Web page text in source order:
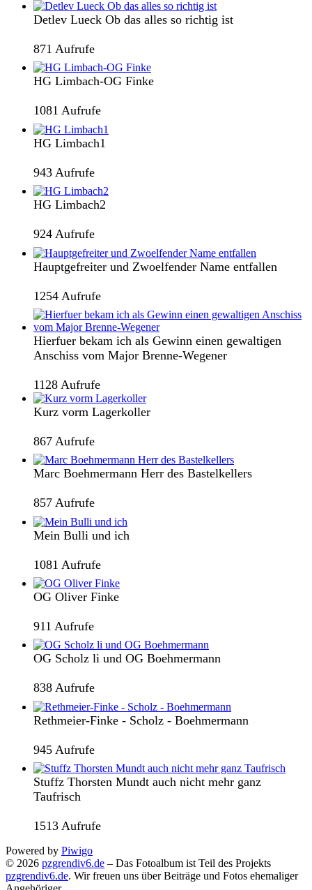
Detlev Lueck Ob das alles so richtig ist
871 Aufrufe
HG Limbach-OG Finke
1081 Aufrufe
HG Limbach1
943 Aufrufe
HG Limbach2
924 Aufrufe
Hauptgefreiter und Zwoelfender Name entfallen
1254 Aufrufe
Hierfuer bekam ich als Gewinn einen gewaltigen
Anschiss vom Major Brenne-Wegener
1128 Aufrufe
Kurz vorm Lagerkoller
867 Aufrufe
Marc Boehmermann Herr des Bastelkellers
857 Aufrufe
Mein Bulli und ich
1081 Aufrufe
OG Oliver Finke
911 Aufrufe
OG Scholz li und OG Boehmermann
838 Aufrufe
Rethmeier-Finke - Scholz - Boehmermann
945 Aufrufe
Stuffz Thorsten Mundt auch nicht mehr ganz
Taufrisch
1513 Aufrufe
Powered by Piwigo
© 2026 pzgrendiv6.de – Das Fotoalbum ist Teil des Projekts
pzgrendiv6.de. Wir freuen uns über Beiträge und Fotos ehemaliger